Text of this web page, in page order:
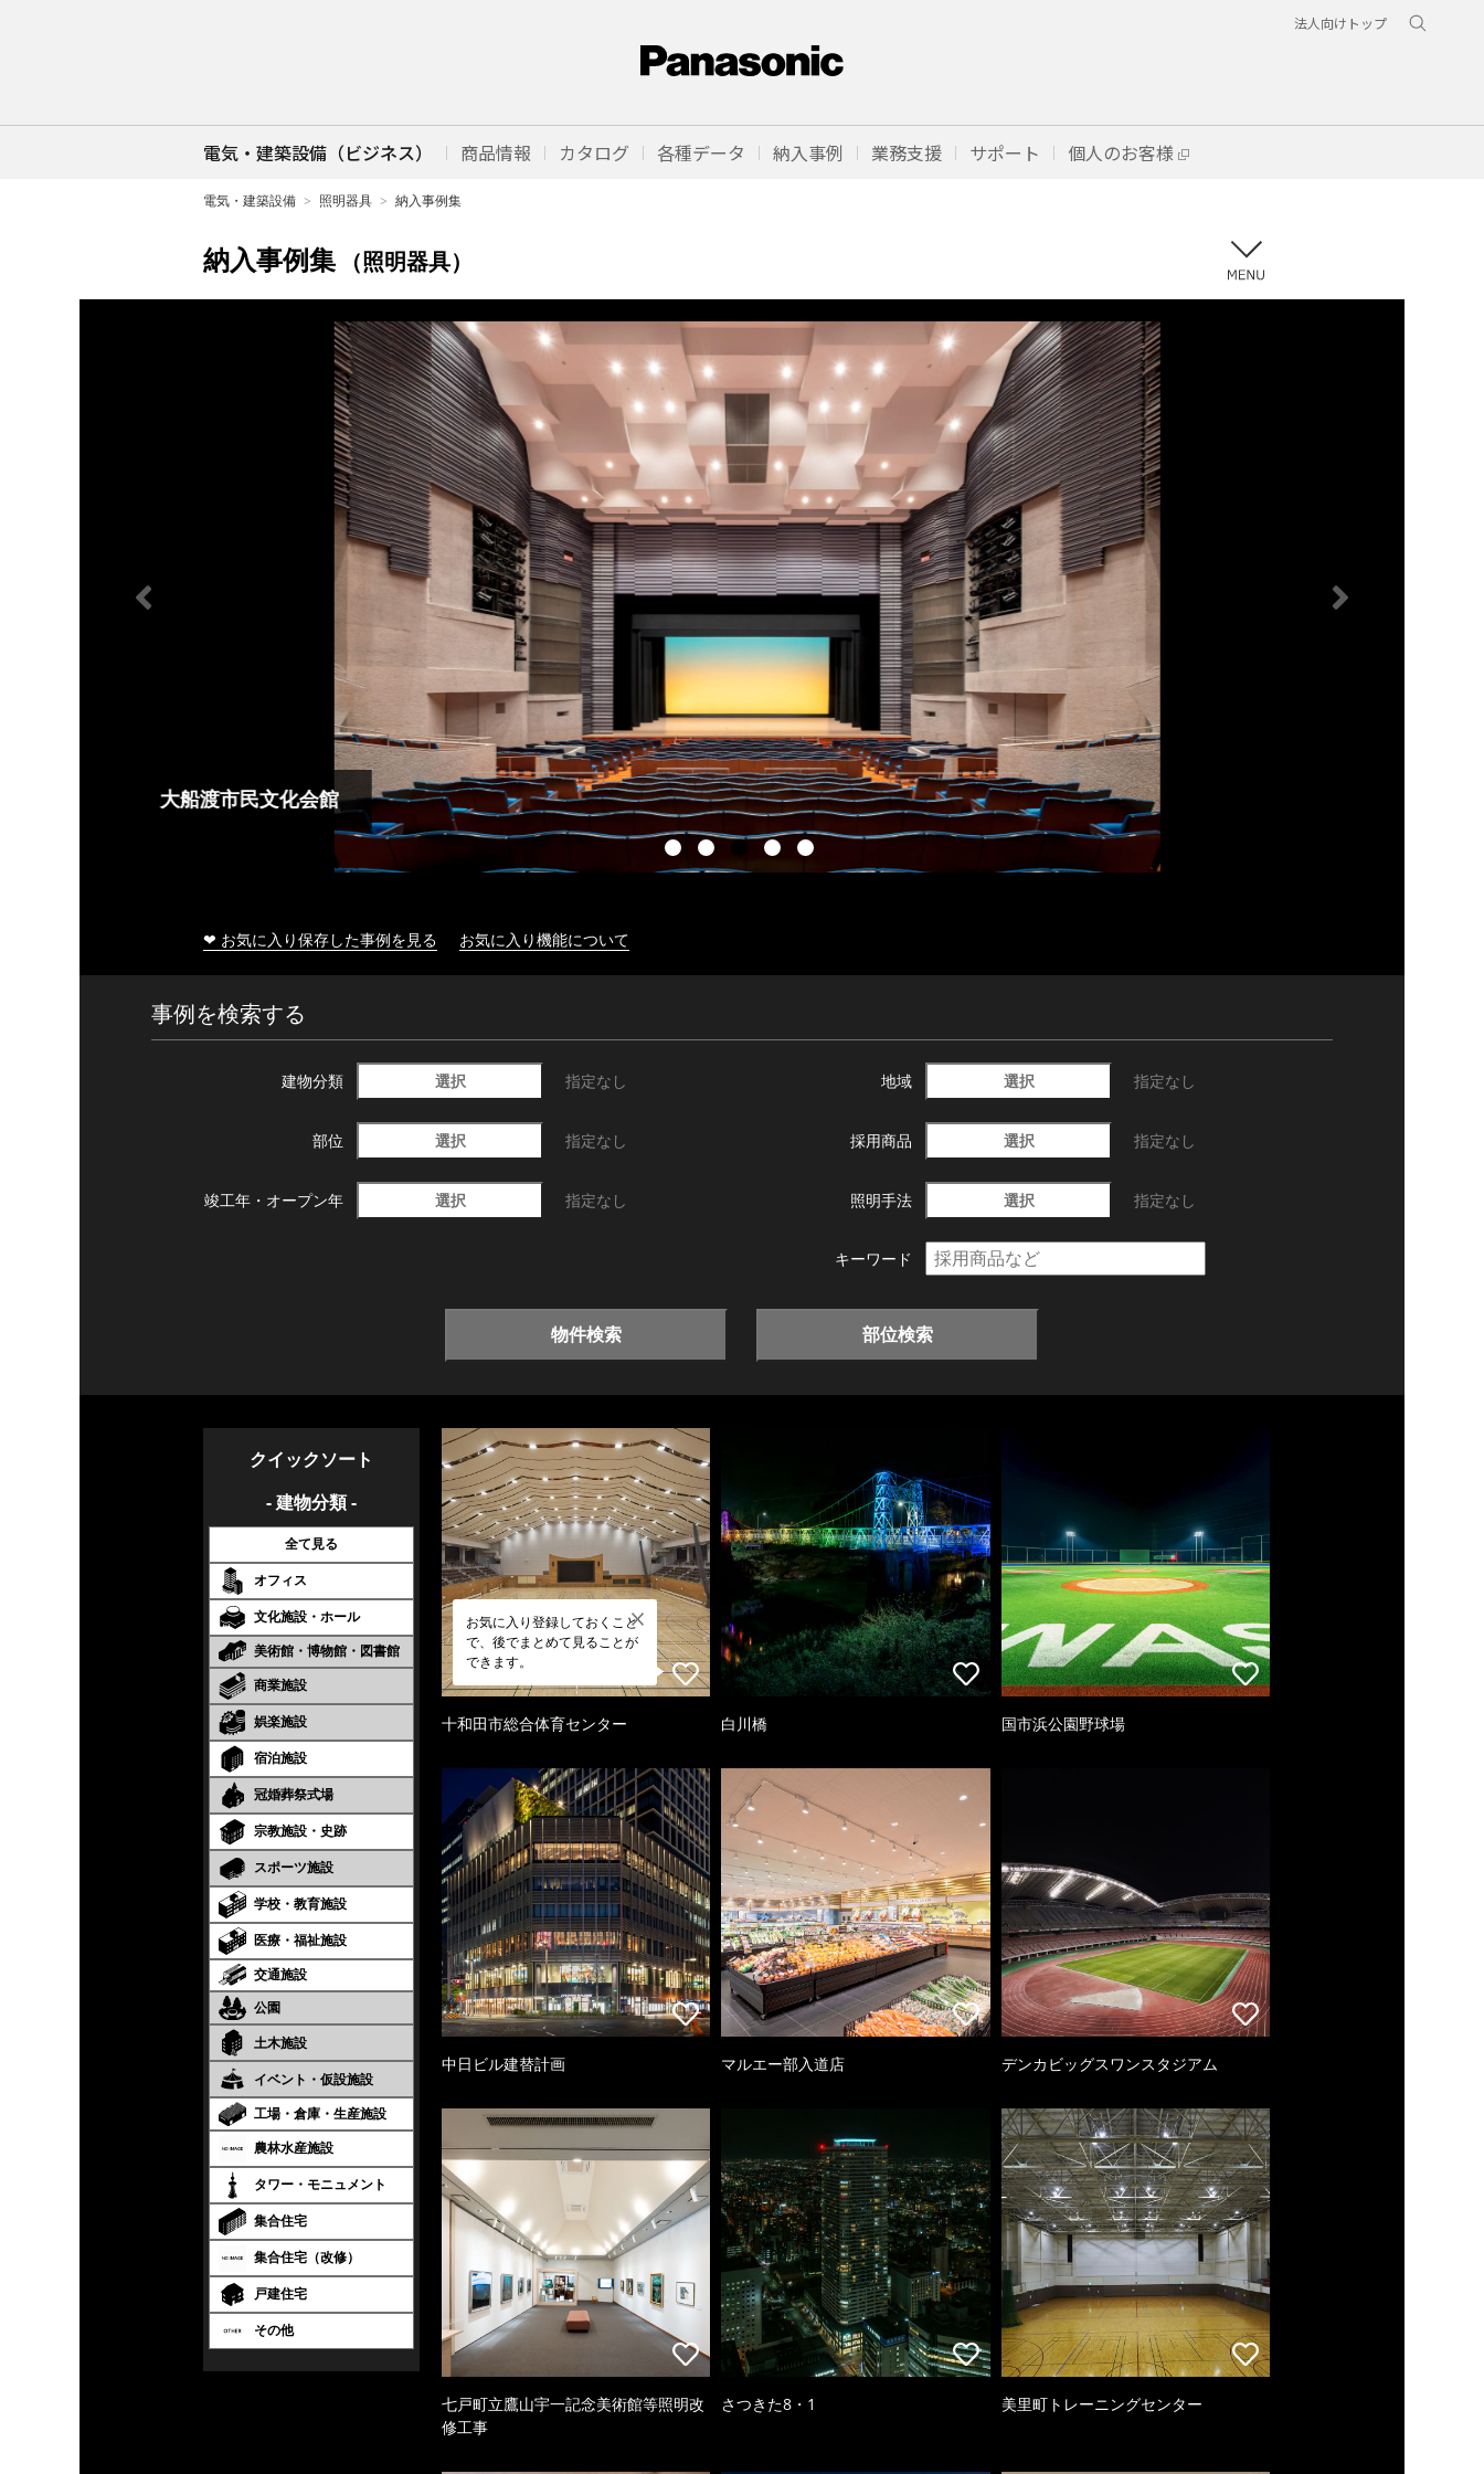
法人向けトップ
電気・建築設備（ビジネス） 商品情報 カタログ 各種データ 納入事例 業務支援 サポート 個人のお客様
電気・建築設備 照明器具 納入事例集
納入事例集 （照明器具）
大船渡市民文化会館
❤ お気に入り保存した事例を見る お気に入り機能について
事例を検索する
建物分類 選択 指定なし 地域 選択 指定なし
部位 選択 指定なし 採用商品 選択 指定なし
竣工年・ オープン年 選択 指定なし 照明手法 選択 指定なし
キーワード
物件検索 部位検索
クイックソート
- 建物分類 -
全て見る
オフィス
文化施設・ホール
美術館・博物館・図書館
商業施設
娯楽施設
宿泊施設
冠婚葬祭式場
宗教施設・史跡
スポーツ施設
学校・教育施設
医療・福祉施設
交通施設
公園
土木施設
イベント・仮設施設
工場・倉庫・生産施設
農林水産施設
タワー・モニュメント
集合住宅
集合住宅（改修）
戸建住宅
その他
お気に入り登録しておくこと
で、後でまとめて見ることが
できます。
十和田市総合体育センター 白川橋 国市浜公園野球場
中日ビル建替計画 マルエー部入道店 デンカビッグスワンスタジアム
七戸町立鷹山宇一記念美術館等照明改
修工事
さつきた8・1 美里町トレーニングセンター